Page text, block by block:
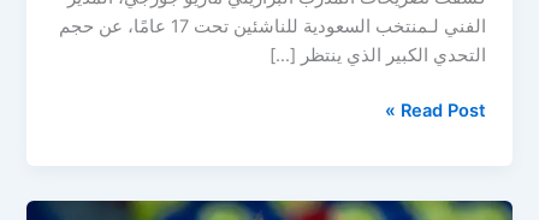
الفني لـمنتخب السعودية للناشئين تحت 17 عامًا، عن حجم
التحدي الكبير الذي ينتظر […]
مدرب
17
Read Post »